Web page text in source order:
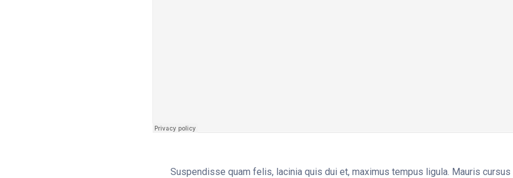
Suspendisse quam felis, lacinia quis dui et, maximus tempus ligula. Mauris cursus